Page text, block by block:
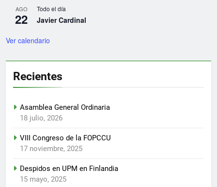
AGO
22
Todo el día
Javier Cardinal
Ver calendario
Recientes
Asamblea General Ordinaria
18 julio, 2026
VIII Congreso de la FOPCCU
17 noviembre, 2025
Despidos en UPM en Finlandia
15 mayo, 2025